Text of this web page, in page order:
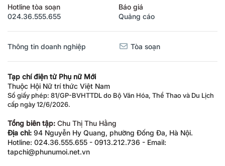
Hotline tòa soạn
024.36.555.655
Báo giá
Quảng cáo
Thông tin doanh nghiệp Tòa soạn
Tạp chí điện tử Phụ nữ Mới
Thuộc Hội Nữ trí thức Việt Nam
Số giấy phép: 81/GP-BVHTTDL do Bộ Văn Hóa, Thể Thao và Du Lịch
cấp ngày 12/6/2026.
Tổng biên tập: Chu Thị Thu Hằng
Địa chỉ: 94 Nguyễn Hy Quang, phường Đống Đa, Hà Nội.
Hotline: 024.36.555.655 - 0913.212.736 - Email:
tapchi@phunumoi.net.vn